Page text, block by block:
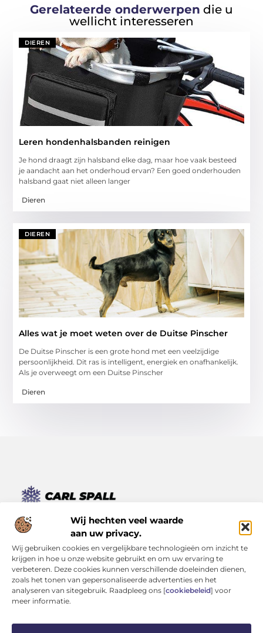
Wij hechten veel waarde
aan uw privacy.
Wij gebruiken cookies en vergelijkbare technologieën om inzicht te
krijgen in hoe u onze website gebruikt en om uw ervaring te
verbeteren. Deze cookies kunnen verschillende doeleinden dienen,
zoals het tonen van gepersonaliseerde advertenties en het
analyseren van sitegebruik. Raadpleeg ons [cookiebeleid] voor
meer informatie.
Gerelateerde onderwerpen die u
wellicht interesseren
DIEREN
Leren hondenhalsbanden reinigen
Je hond draagt zijn halsband elke dag, maar hoe vaak besteed
je aandacht aan het onderhoud ervan? Een goed onderhouden
halsband gaat niet alleen langer
Dieren
DIEREN
Alles wat je moet weten over de Duitse Pinscher
De Duitse Pinscher is een grote hond met een veelzijdige
persoonlijkheid. Dit ras is intelligent, energiek en onafhankelijk.
Als je overweegt om een Duitse Pinscher
Dieren
Van kleine momenten tot grote inzichten – lees het hier.
Ontdek een verscheidenheid aan blogs en artikelen die je
dagelijks leven verrijken, van inspirerende verhalen tot
praktische tips.
Bericht categorie
Onze informatie